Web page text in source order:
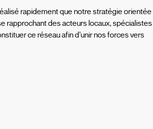
rapidement que notre stratégie
rapprochant des acteurs locaux,
ce réseau afin d’unir nos forces vers